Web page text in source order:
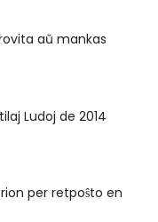
aŭ mankas
Ludoj de 2014
per retpoŝto en